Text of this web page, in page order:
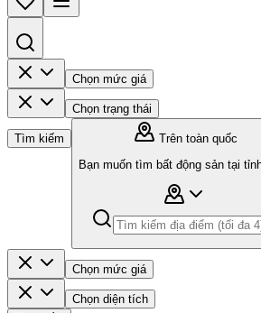
Chọn mức giá
Chọn trạng thái
Tìm kiếm
Trên toàn quốc
Bạn muốn tìm bất động sản tại
Chọn mức giá
Chọn diện tích